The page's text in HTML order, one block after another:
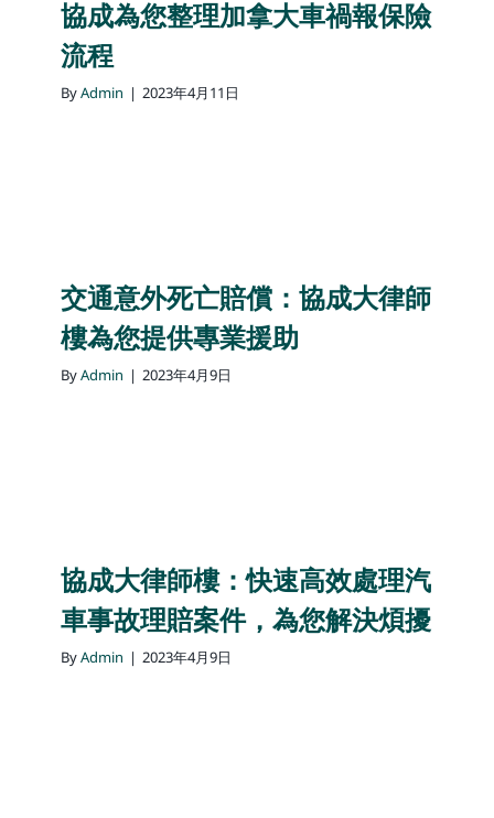
協成為您整理加拿大車禍報保險
流程
ByAdmin | 2023年4月11日
交通意外死亡賠償：協成大律師
樓為您提供專業援助
ByAdmin | 2023年4月9日
協成大律師樓：快速高效處理汽
車事故理賠案件，為您解決煩擾
ByAdmin | 2023年4月9日